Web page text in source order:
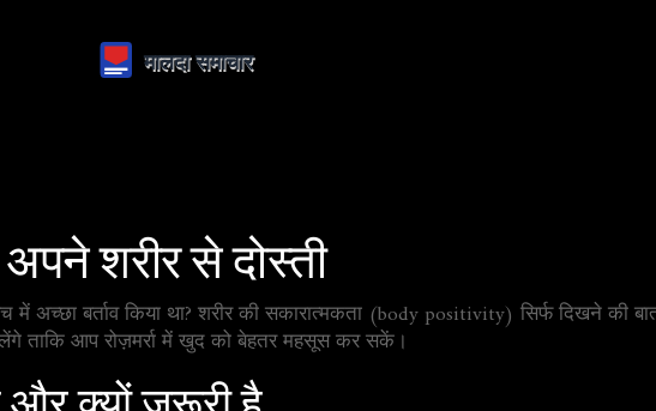
शरीर से दोस्ती
अच्छा बर्ताव किया था? शरीर की सकारात्मकता (body positivity) सिर्फ दिखने
ताकि आप रोज़मर्रा में खुद को बेहतर महसूस कर सकें।